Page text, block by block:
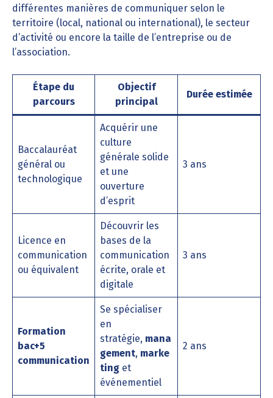
différentes manières de communiquer selon le
territoire (local, national ou international), le secteur
d’activité ou encore la taille de l’entreprise ou de
l’association.
Étape du
parcours
Objectif
principal
Durée estimée
Baccalauréat
général ou
technologique
Acquérir une
culture
générale solide
et une
ouverture
d’esprit
3 ans
Licence en
communication
ou équivalent
Découvrir les
bases de la
communication
écrite, orale et
digitale
3 ans
Formation
bac+5
communication
Se spécialiser
en
stratégie, mana
gement, marke
ting et
événementiel
2 ans